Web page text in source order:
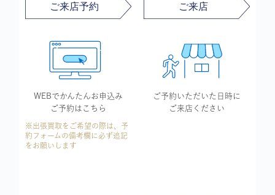
WEBでかんたんお申込み
ご予約はこちら
※出張買取をご希望の際は、予
約フォームの備考欄に必ず追記
をお願いします
ご予約いただいた 日時に
ご来店ください